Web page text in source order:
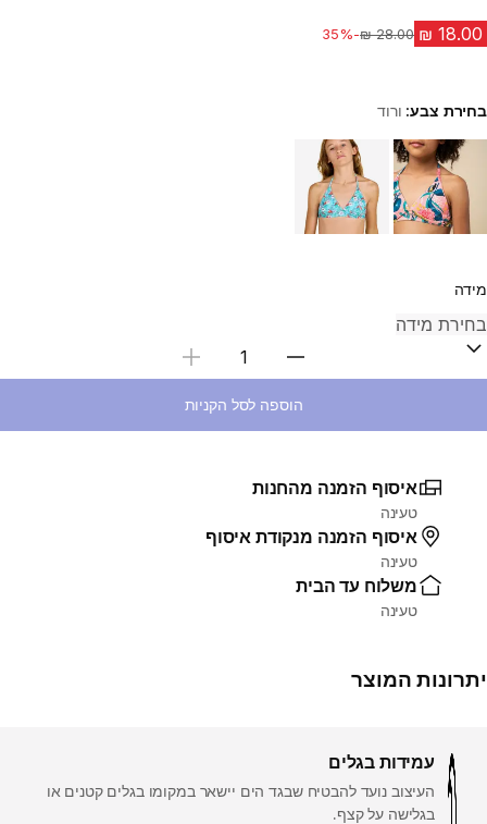
מחיר לפני הנחה
-35%
בחירת צבע: ורוד
Choose a variant
מידה
בחירת כמות
הוספה לסל הקניות
איסוף הזמנה מהחנות
טעינה
איסוף הזמנה מנקודת איסוף
טעינה
משלוח עד הבית
טעינה
יתרונות המוצר
עמידות בגלים
העיצוב נועד להבטיח שבגד הים יישאר במקומו בגלים קטנים או
בגלישה על קצף.